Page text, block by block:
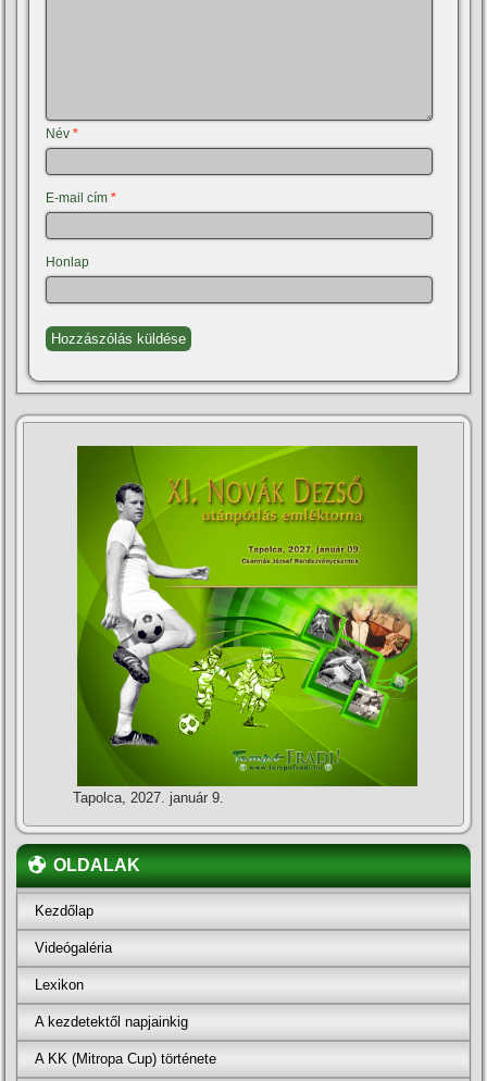
Név*
E-mail cím*
Honlap
Tapolca, 2027. január 9.
OLDALAK
Kezdőlap
Videógaléria
Lexikon
A kezdetektől napjainkig
A KK (Mitropa Cup) története